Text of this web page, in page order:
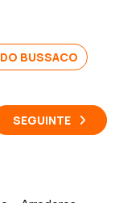
BUSSACO
SEGUINTE